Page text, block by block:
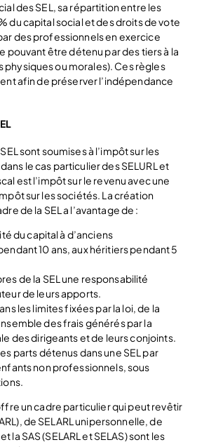
des SEL, sa répartition entre les
du capital social et des droits de vote
des professionnels en exercice
pouvant être détenu par des tiers à la
ou morales). Ces règles
afin de préserver l’indépendance
sont soumises à l’impôt sur les
le cas particulier des SELURL et
est l’impôt sur le revenu avec une
sur les sociétés. La création
de la SEL a l’avantage de :
du capital à d’anciens
10 ans, aux héritiers pendant 5
de la SEL une responsabilité
de leurs apports.
les limites fixées par la loi, de la
des frais générés par la
des dirigeants et de leurs conjoints.
parts détenus dans une SEL par
non professionnels, sous
un cadre particulier qui peut revêtir
de SELARL unipersonnelle, de
la SAS (SELARL et SELAS) sont les